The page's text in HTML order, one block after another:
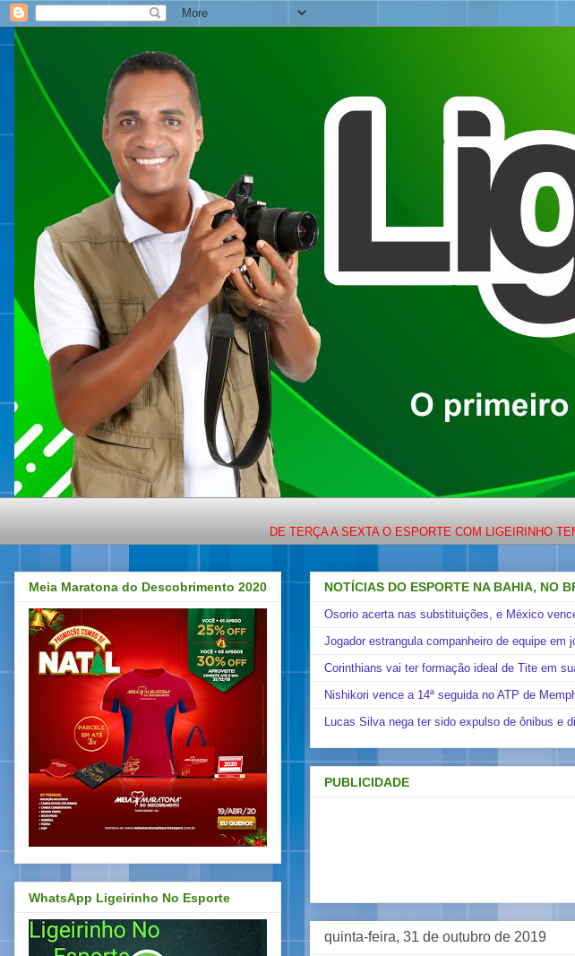
DE TERÇA A SEXTA O ESPORTE COM LIGEIRINHO TEM
NOTÍCIAS DO ESPORTE NA BAHIA, NO
Osorio acerta nas substituições, e México
Jogador estrangula companheiro de equipe em
Corinthians vai ter formação ideal de Tite em
Nishikori vence a 14ª seguida no ATP de
Lucas Silva nega ter sido expulso de ônibus e
PUBLICIDADE
quinta-feira, 31 de outubro de 2019
Meia Maratona do Descobrimento 2020
WhatsApp Ligeirinho No Esporte